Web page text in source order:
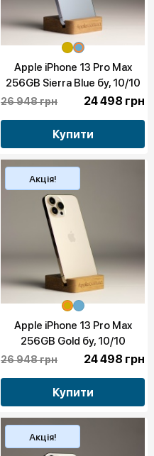
Apple iPhone 13 Pro Max
256GB Sierra Blue бу, 10/10
26 948 грн 24 498 грн
Купити
Акція!
Apple iPhone 13 Pro Max
256GB Gold бу, 10/10
26 948 грн 24 498 грн
Купити
Акція!